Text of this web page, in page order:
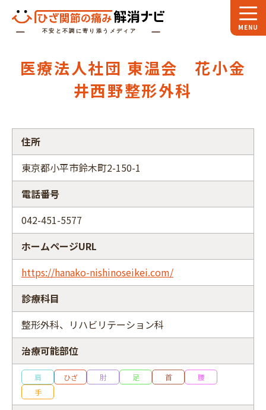
スペシャル対談
関節大全
フリーワード
医療法人社団 東温会 花小金
井西野整形外科
住所
東京都小平市鈴木町2-150-1
電話番号
042-451-5577
ホームページURL
https://hanako-nishinoseikei.com/
診療科目
整形外科、リハビリテーション科
治療可能部位
肩 ひざ 肘 足 首
腰
手